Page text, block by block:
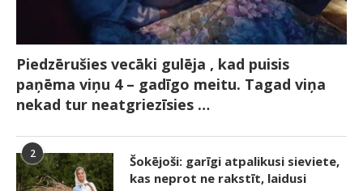
Piedzērušies vecāki gulēja , kad puisis
paņēma viņu 4 – gadīgo meitu. Tagad viņa
nekad tur neatgriezīsies …
2
Šokējoši: garīgi atpalikusi sieviete,
kas neprot ne rakstīt, laidusi